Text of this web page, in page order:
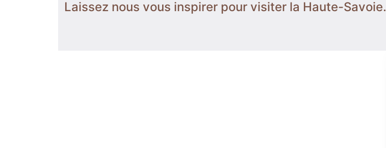
Laissez nous vous inspirer pour visiter la Haute-Savoie.